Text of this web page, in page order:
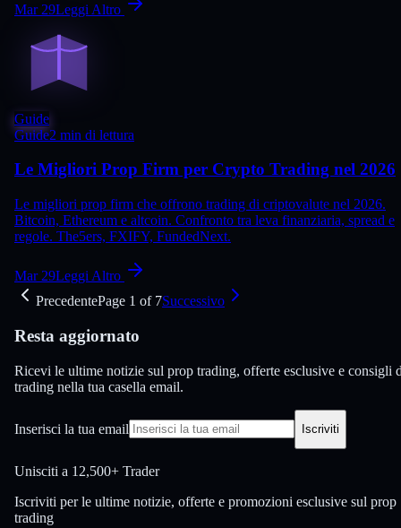
Mar 29Leggi Altro
Guide
Guide2 min di lettura
Le Migliori Prop Firm per Crypto Trading nel 2026
Le migliori prop firm che offrono trading di criptovalute nel 2026.
Bitcoin, Ethereum e altcoin. Confronto tra leva finanziaria, spread e
regole. The5ers, FXIFY, FundedNext.
Mar 29Leggi Altro
PrecedentePage 1 of 7Successivo
Resta aggiornato
Ricevi le ultime notizie sul prop trading, offerte esclusive e consigli
trading nella tua casella email.
Inserisci la tua email Iscriviti
Unisciti a 12,500+ Trader
Iscriviti per le ultime notizie, offerte e promozioni esclusive sul prop
trading